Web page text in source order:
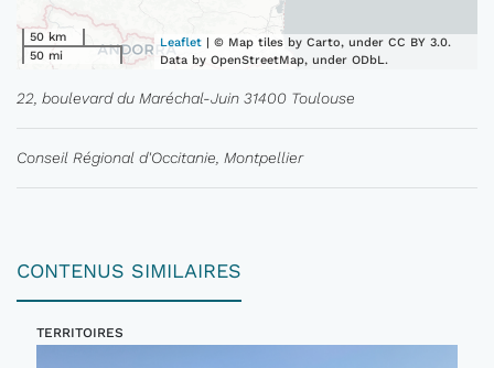
50 km
50 mi
Leaflet | © Map tiles by Carto, under CC BY 3.0.
Data by OpenStreetMap, under ODbL.
22, boulevard du Maréchal-Juin 31400 Toulouse
Conseil Régional d'Occitanie, Montpellier
CONTENUS SIMILAIRES
TERRITOIRES